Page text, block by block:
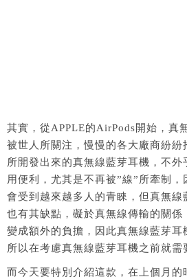
其實，從APPLE的AirPods開始，真
被世人所關注，慢慢的各大廠商紛紛
所開發出來的真無線藍芽耳機，不外
用便利，尤其是不再被”線”所牽制
會受到越來越多人的青睞，但真無線
也有其缺點，礙於真無線傳輸的關係
變成額外的負擔，因此真無線藍芽耳
所以在考慮真無線藍芽耳機之前就需
而今天要特別介紹這款，在上個月的